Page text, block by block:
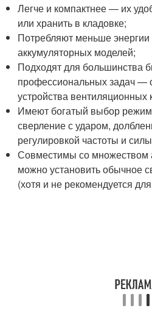
Легче и компактнее — их
или хранить в кладовке;
Потребляют меньше
аккумуляторных моделей;
Подходят для большинства
профессиональных задач —
устройства вентиляционных
Имеют богатый выбор
сверление с ударом,
регулировкой частоты и
Совместимы со
можно установить обычное
(хотя и не рекомендуется